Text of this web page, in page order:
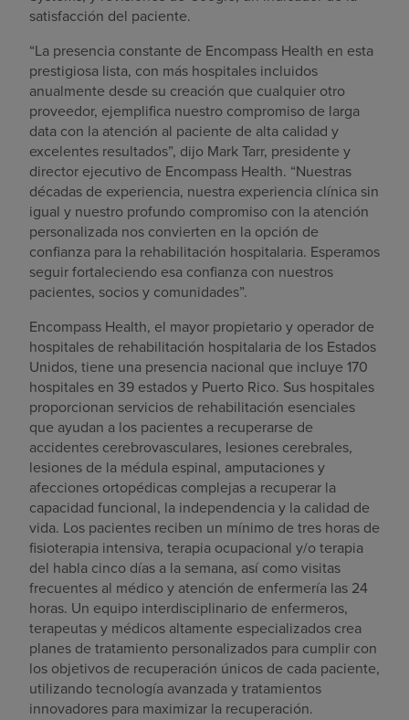
satisfacción del paciente.
“La presencia constante de Encompass Health en esta
prestigiosa lista, con más hospitales incluidos
anualmente desde su creación que cualquier otro
proveedor, ejemplifica nuestro compromiso de larga
data con la atención al paciente de alta calidad y
excelentes resultados”, dijo Mark Tarr, presidente y
director ejecutivo de Encompass Health. “Nuestras
décadas de experiencia, nuestra experiencia clínica sin
igual y nuestro profundo compromiso con la atención
personalizada nos convierten en la opción de
confianza para la rehabilitación hospitalaria. Esperamos
seguir fortaleciendo esa confianza con nuestros
pacientes, socios y comunidades”.
Encompass Health, el mayor propietario y operador de
hospitales de rehabilitación hospitalaria de los Estados
Unidos, tiene una presencia nacional que incluye 170
hospitales en 39 estados y Puerto Rico. Sus hospitales
proporcionan servicios de rehabilitación esenciales
que ayudan a los pacientes a recuperarse de
accidentes cerebrovasculares, lesiones cerebrales,
lesiones de la médula espinal, amputaciones y
afecciones ortopédicas complejas a recuperar la
capacidad funcional, la independencia y la calidad de
vida. Los pacientes reciben un mínimo de tres horas de
fisioterapia intensiva, terapia ocupacional y/o terapia
del habla cinco días a la semana, así como visitas
frecuentes al médico y atención de enfermería las 24
horas. Un equipo interdisciplinario de enfermeros,
terapeutas y médicos altamente especializados crea
planes de tratamiento personalizados para cumplir con
los objetivos de recuperación únicos de cada paciente,
utilizando tecnología avanzada y tratamientos
innovadores para maximizar la recuperación.